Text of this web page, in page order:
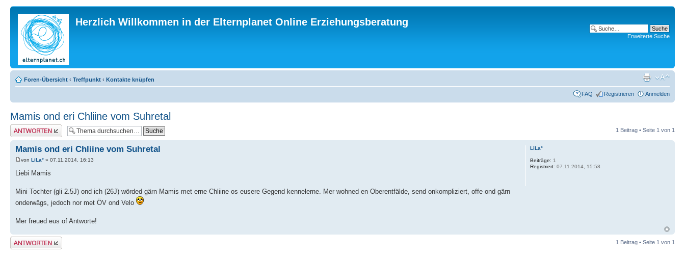
Herzlich Willkommen in der Elternplanet Online Erziehungsberatung
Erweiterte Suche
Foren-Übersicht ‹ Treffpunkt ‹ Kontakte knüpfen
FAQ Registrieren Anmelden
Mamis ond eri Chliine vom Suhretal
Antwort erstellen 1 Beitrag • Seite 1 von 1
Mamis ond eri Chliine vom Suhretal
von LiLa° » 07.11.2014, 16:13
Liebi Mamis
Mini Tochter (gli 2.5J) ond ich (26J) wörded gärn Mamis met erne Chliine os eusere Gegend kennelerne. Mer wohned en Oberentfälde, send onkompliziert, offe ond gärn
onderwägs, jedoch nor met ÖV ond Velo
Mer freued eus of Antworte!
LiLa°
Beiträge: 1
Registriert: 07.11.2014, 15:58
Antwort erstellen 1 Beitrag • Seite 1 von 1